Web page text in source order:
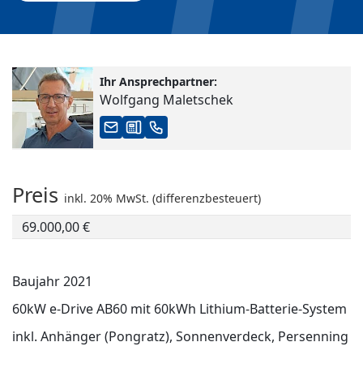
Ihr Ansprechpartner:
Wolfgang Maletschek
Preis inkl. 20% MwSt. (differenzbesteuert)
69.000,00 €
Baujahr 2021
60kW e-Drive AB60 mit 60kWh Lithium-Batterie-System
inkl. Anhänger (Pongratz), Sonnenverdeck, Persenning